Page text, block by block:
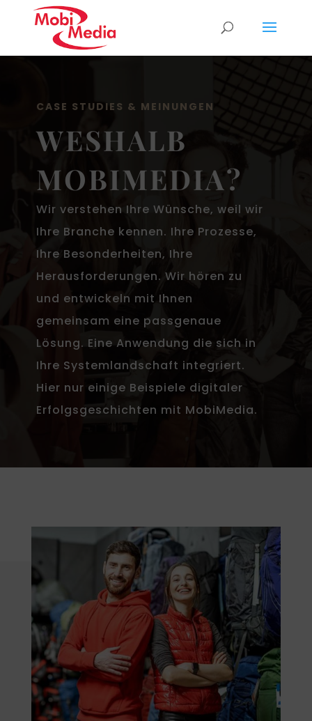
CASE STUDIES & MEINUNGEN
WESHALB
MOBIMEDIA?
Wir verstehen Ihre Wünsche, weil wir
Ihre Branche kennen. Ihre Prozesse,
Ihre Besonderheiten, Ihre
Herausforderungen. Wir hören zu
und entwickeln mit Ihnen
gemeinsam eine passgenaue
Lösung. Eine Anwendung die sich in
Ihre Systemlandschaft integriert.
Hier nur einige Beispiele digitaler
Erfolgsgeschichten mit MobiMedia.